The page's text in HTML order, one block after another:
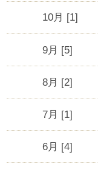
10月 [1]
9月 [5]
8月 [2]
7月 [1]
6月 [4]